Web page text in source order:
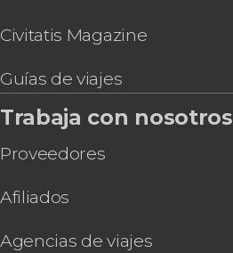
Civitatis Magazine
Guías de viajes
Trabaja con nosotros
Proveedores
Afiliados
Agencias de viajes